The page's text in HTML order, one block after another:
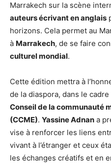
Marrakech sur la scène
auteurs écrivant en anglais
horizons. Cela permet au
à Marrakech, de se faire
culturel mondial.
Cette édition mettra à
de la diaspora, dans le
Conseil de la communauté
(CCME). Yassine Adnan a
vise à renforcer les liens
vivant à l’étranger et ceux
les échanges créatifs et en